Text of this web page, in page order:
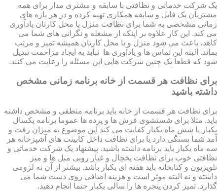
یک شرکت خدماتی و نظافتی با سابقه و مشتری مدار برای همه
مشتریان یک فایل و سابقه همکاری تهیه کرده و در هر بازه های
زمانی مشخصی به شما برای نظافت منزل یا محل کارتان یادآوری
می کند. این کار علاوه بر اینکه از مشغله و نگرانی های شما می
کاهد، باعث می شود منزل و یا محل کارتان همیشه تمیز و مرتب
بماند. البته این تماس ها و یادآوری ها نباید به ایجاد مزاحمت تبدیل
شود که قطعا یک چنین شرکت هایی این مسئله را رعایت می کنند.
برای نظافت هر قسمت از خانه برنامه زمانی مشخص
داشته باشید
برای نظافت هر قسمت از خانه باید برنامه منطقی و مشخص داشته
باید. مثلا برای شستشوی فرش ها و پرده ها عموما برنامه یکسال
یکبار یا شش ماه یکبار کفایت می کند این موضوع به میزان رفت و
آمد شما بستگی دارد یا برای نظافت داخل کابینت های آشپزخانه هر
سه ماه یکبار باید برنامه داشته باشید. پیشنهاد یک شرکت خدماتی و
نظافتی خوب برای نظافت یخچال و غبار روبی مبل ها و میز
تلویزیون و کتابخانه باید هفته ای یکبار باشد. بیشتر از آن نه لزومی
داشته و نه البته موثر است و هزینه اضافی روی دست شما می
گذارد. تمیز کردن پنجره ها را سالی یکبار حتما انجام دهید.